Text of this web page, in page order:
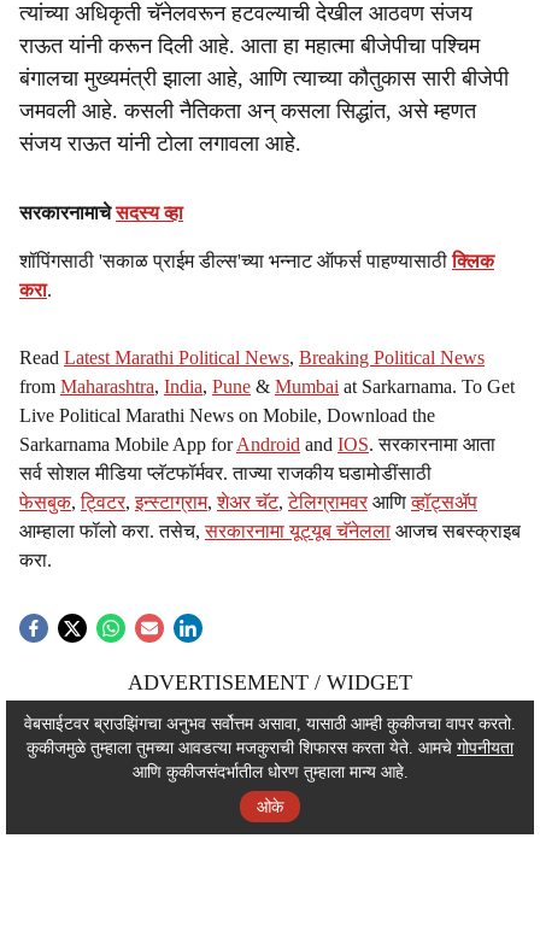
त्यांच्या अधिकृती चॅनेलवरून हटवल्याची देखील आठवण संजय
राऊत यांनी करून दिली आहे. आता हा महात्मा बीजेपीचा पश्चिम
बंगालचा मुख्यमंत्री झाला आहे, आणि त्याच्या कौतुकास सारी बीजेपी
जमवली आहे. कसली नैतिकता अन् कसला सिद्धांत, असे म्हणत
संजय राऊत यांनी टोला लगावला आहे.
सरकारनामाचेसदस्य व्हा
शॉपिंगसाठी 'सकाळ प्राईम डील्स'च्या भन्नाट ऑफर्स पाहण्यासाठीक्लिक
करा.
Read Latest Marathi Political News, Breaking Political News
from Maharashtra, India, Pune & Mumbai at Sarkarnama. To Get
Live Political Marathi News on Mobile, Download the
Sarkarnama Mobile App forAndroid and IOS. सरकारनामा आता
सर्व सोशल मीडिया प्लॅटफॉर्मवर. ताज्या राजकीय घडामोडींसाठी
फेसबुक,ट्विटर,इन्स्टाग्राम,शेअर चॅट,टेलिग्रामवर आणिव्हॉट्सॲप
आम्हाला फॉलो करा. तसेच,सरकारनामा यूट्यूब चॅनेलला आजच सबस्क्राइब
करा.
ADVERTISEMENT / WIDGET
ADVERTISEMENT / WIDGET
ADVERTISEMENT / WIDGET
वेबसाईटवर ब्राउझिंगचा अनुभव सर्वोत्तम असावा, यासाठी आम्ही कुकीजचा वापर करतो.
कुकीजमुळे तुम्हाला तुमच्या आवडत्या मजकुराची शिफारस करता येते. आमचे गोपनीयता
आणि कुकीजसंदर्भातील धोरण तुम्हाला मान्य आहे.
ओके